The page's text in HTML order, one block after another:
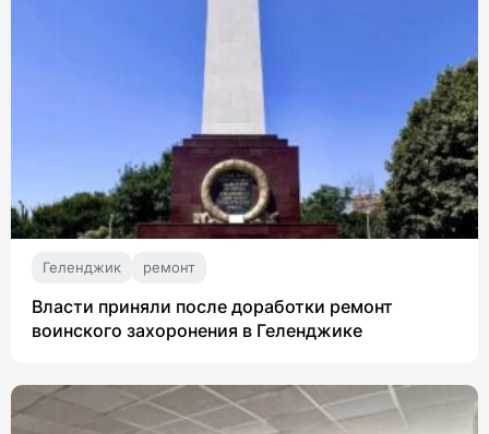
Геленджик ремонт
Власти приняли после доработки ремонт
воинского захоронения в Геленджике